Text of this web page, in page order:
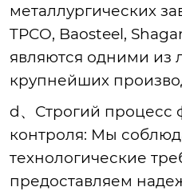
металлургических
TPCO, Baosteel,
являются одними из
крупнейших
d、Строгий процесс
контроля: Мы
технологические
предоставляем